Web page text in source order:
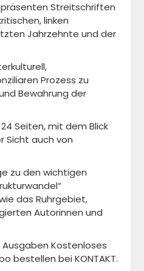
Streitschriften
linken
Jahrzehnte und der
Prozess zu
Bewahrung der
Seiten, mit dem Blick
Sicht auch von
zu den wichtigen
das Ruhrgebiet,
Autorinnen und
Ausgaben Kostenloses
bestellen bei KONTAKT.